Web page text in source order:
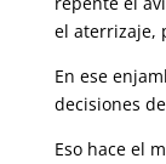
el aterrizaje,
En ese
decisiones
Eso hace el